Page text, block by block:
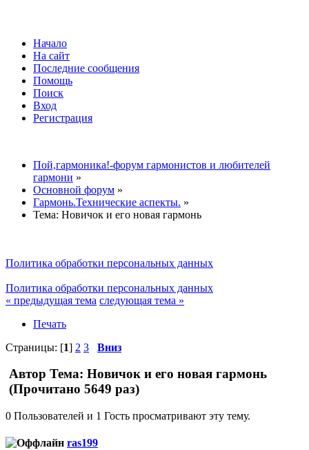
Начало
На сайт
Последние сообщения
Помощь
Поиск
Вход
Регистрация
Пой,гармоника!-форум гармонистов и любителей
гармони »
Основной форум »
Гармонь.Технические аспекты. »
Тема: Новичок и его новая гармонь
Политика обработки персональных данных
Политика обработки персональных данных
« предыдущая тема следующая тема »
Печать
Страницы: [1] 2 3 Вниз
Автор Тема: Новичок и его новая гармонь
(Прочитано 5649 раз)
0 Пользователей и 1 Гость просматривают эту тему.
ras199